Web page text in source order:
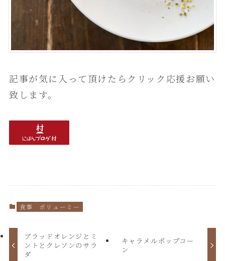
記事が気に入って頂けたらクリック応援お願い
致します。
食事 ボリューミー
ブラッドオレンジとミ
ントとクレソンのサラ
ダ
キャラメルポップコー
ン